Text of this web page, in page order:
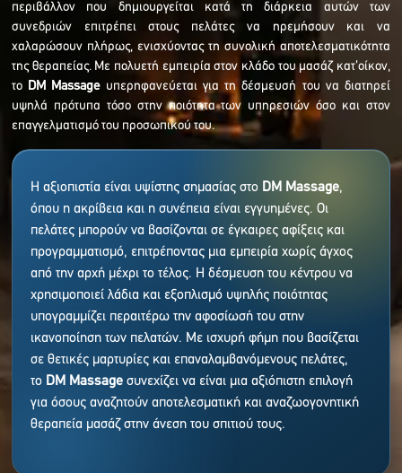
περιβάλλον που δημιουργείται κατά τη διάρκεια αυτών των
συνεδριών επιτρέπει στους πελάτες να ηρεμήσουν και να
χαλαρώσουν πλήρως, ενισχύοντας τη συνολική αποτελεσματικότητα
της θεραπείας. Με πολυετή εμπειρία στον κλάδο του μασάζ κατ’οίκον,
το DM Massageυπερηφανεύεται για τη δέσμευσή του να διατηρεί
υψηλά πρότυπα τόσο στην ποιότητα των υπηρεσιών όσο και στον
επαγγελματισμό του προσωπικού του.
Η αξιοπιστία είναι υψίστης σημασίας στο DM Massage,
όπου η ακρίβεια και η συνέπεια είναι εγγυημένες. Οι
πελάτες μπορούν να βασίζονται σε έγκαιρες αφίξεις και
προγραμματισμό, επιτρέποντας μια εμπειρία χωρίς άγχος
από την αρχή μέχρι το τέλος. Η δέσμευση του κέντρου να
χρησιμοποιεί λάδια και εξοπλισμό υψηλής ποιότητας
υπογραμμίζει περαιτέρω την αφοσίωσή του στην
ικανοποίηση των πελατών. Με ισχυρή φήμη που βασίζεται
σε θετικές μαρτυρίες και επαναλαμβανόμενους πελάτες,
το DM Massage συνεχίζει να είναι μια αξιόπιστη επιλογή
για όσους αναζητούν αποτελεσματική και αναζωογονητική
θεραπεία μασάζ στην άνεση του σπιτιού τους.